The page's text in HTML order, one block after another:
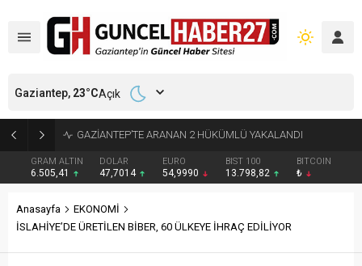
GAZİANTEP’TE ARANAN 2 HÜKÜMLÜ YAKALANDI
GRAM ALTIN
6.505,41
DOLAR
47,7014
EURO
54,9990
BIST 100
13.798,82
BITCOIN
₺
Gaziantep, 23°CAçık
Anasayfa
EKONOMİ
İSLAHİYE’DE ÜRETİLEN BİBER, 60 ÜLKEYE İHRAÇ EDİLİYOR